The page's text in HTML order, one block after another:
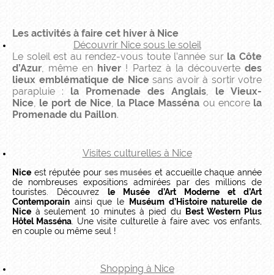
Les activités à faire cet hiver à Nice
Découvrir Nice sous le soleil
Le soleil est au rendez-vous toute l’année sur la Côte
d’Azur, même en hiver ! Partez à la découvertedes
lieux emblématique de Nicesans avoir à sortir votre
parapluie : la Promenade des Anglais, le Vieux-
Nice, le port de Nice, la Place Masséna ou encore la
Promenade du Paillon.
Visites culturelles à Nice
Nice est réputée pour ses musées et accueille chaque année
de nombreuses expositions admirées par des millions de
touristes. Découvrez
le Musée d’Art Moderne et d’Art
Contemporain ainsi que le
Muséum d’Histoire naturelle de
Nice à seulement 10 minutes à pied du
Best Western Plus
Hôtel Masséna . Une visite culturelle à faire avec vos enfants,
en couple ou même seul !
Shopping à Nice